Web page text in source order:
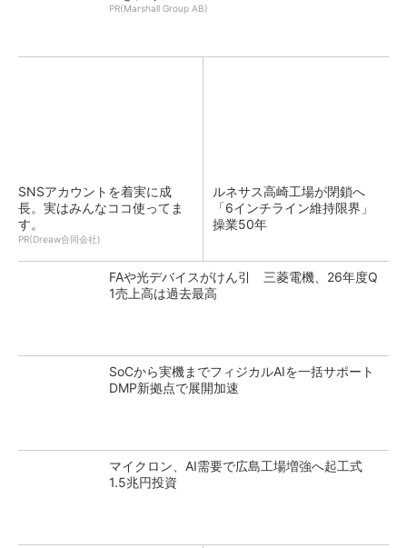
PR(Marshall Group AB)
SNSアカウントを着実に成
長。実はみんなココ使ってま
す。
PR(Dreaw合同会社)
ルネサス高崎工場が閉鎖へ
「6インチライン維持限界」
操業50年
FAや光デバイスがけん引 三菱電機、26年度Q
1売上高は過去最高
SoCから実機までフィジカルAIを一括サポート
DMP新拠点で展開加速
マイクロン、AI需要で広島工場増強へ起工式
1.5兆円投資